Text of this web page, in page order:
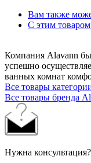
Вам также
С этим
Компания Alavann
успешно
ванных комнат
Все товары
Все товары бренда
Нужна консультация?